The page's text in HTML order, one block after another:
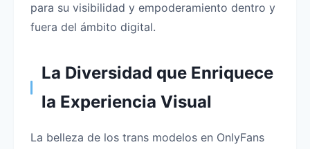
para su visibilidad y empoderamiento dentro y
fuera del ámbito digital.
La Diversidad que Enriquece
la Experiencia Visual
La belleza de los trans modelos en OnlyFans